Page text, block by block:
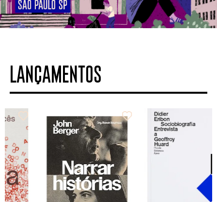
LANÇAMENTOS